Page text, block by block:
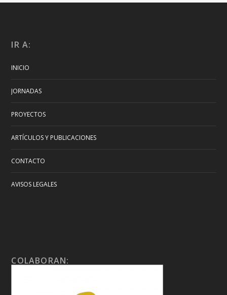
IR A:
INICIO
JORNADAS
PROYECTOS
ARTÍCULOS Y PUBLICACIONES
CONTACTO
AVISOS LEGALES
COLABORAN: